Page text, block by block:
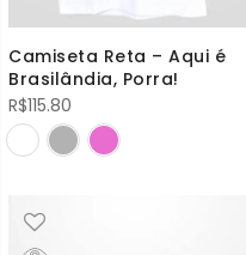
Camiseta Reta – Aqui é
Brasilândia, Porra!
R$115.80